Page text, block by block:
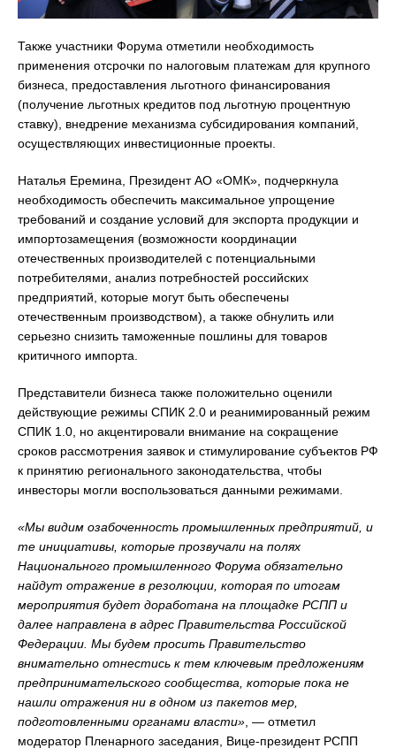
Также участники Форума отметили необходимость
применения отсрочки по налоговым платежам для крупного
бизнеса, предоставления льготного финансирования
(получение льготных кредитов под льготную процентную
ставку), внедрение механизма субсидирования компаний,
осуществляющих инвестиционные проекты.
Наталья Еремина, Президент АО «ОМК», подчеркнула
необходимость обеспечить максимальное упрощение
требований и создание условий для экспорта продукции и
импортозамещения (возможности координации
отечественных производителей с потенциальными
потребителями, анализ потребностей российских
предприятий, которые могут быть обеспечены
отечественным производством), а также обнулить или
серьезно снизить таможенные пошлины для товаров
критичного импорта.
Представители бизнеса также положительно оценили
действующие режимы СПИК 2.0 и реанимированный режим
СПИК 1.0, но акцентировали внимание на сокращение
сроков рассмотрения заявок и стимулирование субъектов РФ
к принятию регионального законодательства, чтобы
инвесторы могли воспользоваться данными режимами.
«Мы видим озабоченность промышленных предприятий, и
те инициативы, которые прозвучали на полях
Национального промышленного Форума обязательно
найдут отражение в резолюции, которая по итогам
мероприятия будет доработана на площадке РСПП и
далее направлена в адрес Правительства Российской
Федерации. Мы будем просить Правительство
внимательно отнестись к тем ключевым предложениям
предпринимательского сообщества, которые пока не
нашли отражения ни в одном из пакетов мер,
подготовленными органами власти» , — отметил
модератор Пленарного заседания, Вице-президент РСПП